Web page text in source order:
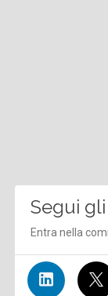
Segui
Entra nella